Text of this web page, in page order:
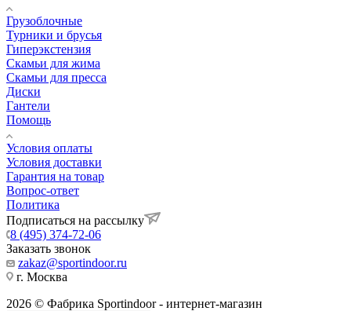
Грузоблочные
Турники и брусья
Гиперэкстензия
Скамьи для жима
Скамьи для пресса
Диски
Гантели
Помощь
Условия оплаты
Условия доставки
Гарантия на товар
Вопрос-ответ
Политика
Подписаться на рассылку
8 (495) 374-72-06
Заказать звонок
zakaz@sportindoor.ru
г. Москва
2026 © Фабрика Sportindoor - интернет-магазин